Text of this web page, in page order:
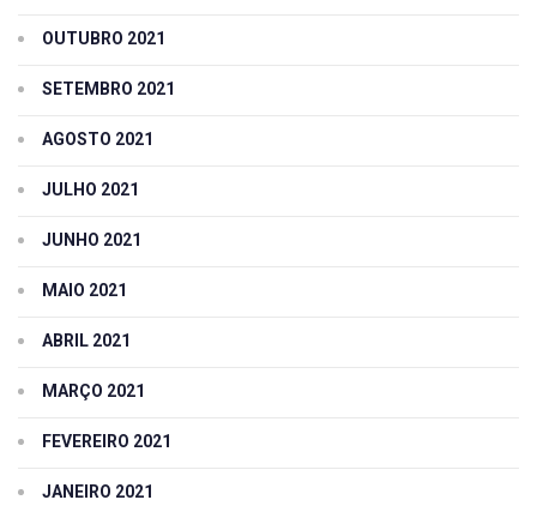
OUTUBRO 2021
SETEMBRO 2021
AGOSTO 2021
JULHO 2021
JUNHO 2021
MAIO 2021
ABRIL 2021
MARÇO 2021
FEVEREIRO 2021
JANEIRO 2021